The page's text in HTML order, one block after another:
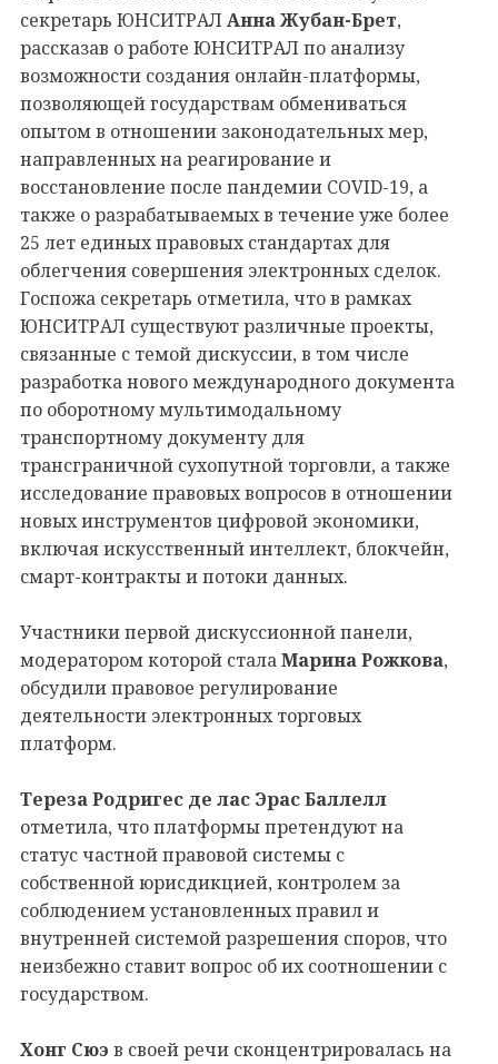
секретарь ЮНСИТРАЛАнна Жубан-Брет,
рассказав о работе ЮНСИТРАЛ по анализу
возможности создания онлайн-платформы,
позволяющей государствам обмениваться
опытом в отношении законодательных мер,
направленных на реагирование и
восстановление после пандемии COVID-19, а
также о разрабатываемых в течение уже более
25 лет единых правовых стандартах для
облегчения совершения электронных сделок.
Госпожа секретарь отметила, что в рамках
ЮНСИТРАЛ существуют различные проекты,
связанные с темой дискуссии, в том числе
разработка нового международного документа
по оборотному мультимодальному
транспортному документу для
трансграничной сухопутной торговли, а также
исследование правовых вопросов в отношении
новых инструментов цифровой экономики,
включая искусственный интеллект, блокчейн,
смарт-контракты и потоки данных.
Участники первой дискуссионной панели,
модератором которой сталаМарина Рожкова,
обсудили правовое регулирование
деятельности электронных торговых
платформ.
Тереза Родригес де лас Эрас Баллелл
отметила, что платформы претендуют на
статус частной правовой системы с
собственной юрисдикцией, контролем за
соблюдением установленных правил и
внутренней системой разрешения споров, что
неизбежно ставит вопрос об их соотношении с
государством.
Хонг Сюэ в своей речи сконцентрировалась на